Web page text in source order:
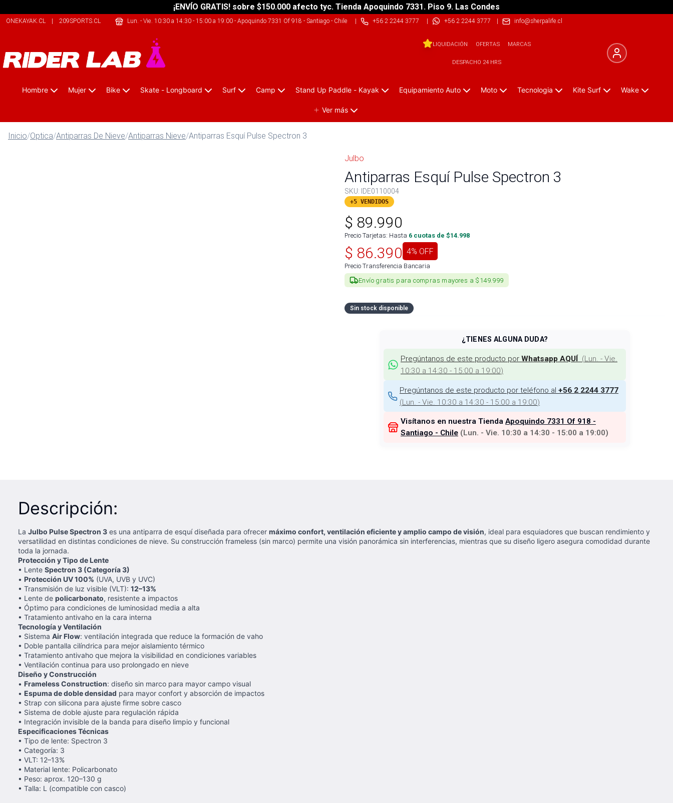
¡ENVÍO GRATIS! sobre $150.000 afecto tyc. Tienda Apoquindo 7331. Piso 9. Las Condes
ONEKAYAK.CL | 209SPORTS.CL SAFELIFE.CL
Lun. - Vie. 10:30 a 14:30 - 15:00 a 19:00- Apoquindo 7331 Of 918 - Santiago - Chile| +56 2 2244 3777 | +56 2 2244 3777 | info@sherpalife.cl
LIQUIDACIÓN OFERTAS MARCAS
DESPACHO 24 HRS
Hombre Mujer Bike Skate - Longboard Surf Camp Stand Up Paddle - Kayak Equipamiento Auto Moto Tecnologia Kite Surf Wake
Ver más
Inicio/Optica/Antiparras De Nieve/Antiparras Nieve/Antiparras Esquí Pulse Spectron 3
Julbo
Antiparras Esquí Pulse Spectron 3
SKU: IDE0110004
+5 VENDIDOS
$ 89.990
Precio Tarjetas: Hasta 6 cuotas de $14.998
$ 86.390 4% OFF
Precio Transferencia Bancaria
Envío gratis para compras mayores a $149.999
Sin stock disponible
¿TIENES ALGUNA DUDA?
Pregúntanos de este producto por Whatsapp AQUÍ (Lun. - Vie.
10:30 a 14:30 - 15:00 a 19:00)
Pregúntanos de este producto por teléfono al +56 2 2244 3777
(Lun. - Vie. 10:30 a 14:30 - 15:00 a 19:00)
Visítanos en nuestra Tienda Apoquindo 7331 Of 918 -
Santiago - Chile (Lun. - Vie. 10:30 a 14:30 - 15:00 a 19:00)
Descripción:
La Julbo Pulse Spectron 3 es una antiparra de esquí diseñada para ofrecer máximo confort, ventilación eficiente y amplio campo de visión, ideal para esquiadores que buscan rendimiento y
versatilidad en distintas condiciones de nieve. Su construcción frameless (sin marco) permite una visión panorámica sin interferencias, mientras que su diseño ligero asegura comodidad durante
toda la jornada.
Protección y Tipo de Lente
• Lente Spectron 3 (Categoría 3)
• Protección UV 100% (UVA, UVB y UVC)
• Transmisión de luz visible (VLT): 12–13%
• Lente de policarbonato, resistente a impactos
• Óptimo para condiciones de luminosidad media a alta
• Tratamiento antivaho en la cara interna
Tecnología y Ventilación
• Sistema Air Flow: ventilación integrada que reduce la formación de vaho
• Doble pantalla cilíndrica para mejor aislamiento térmico
• Tratamiento antivaho que mejora la visibilidad en condiciones variables
• Ventilación continua para uso prolongado en nieve
Diseño y Construcción
• Frameless Construction: diseño sin marco para mayor campo visual
• Espuma de doble densidad para mayor confort y absorción de impactos
• Strap con silicona para ajuste firme sobre casco
• Sistema de doble ajuste para regulación rápida
• Integración invisible de la banda para diseño limpio y funcional
Especificaciones Técnicas
• Tipo de lente: Spectron 3
• Categoría: 3
• VLT: 12–13%
• Material lente: Policarbonato
• Peso: aprox. 120–130 g
• Talla: L (compatible con casco)